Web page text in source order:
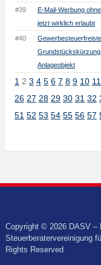
#39
E-Mail-Werbung
jetzt wirklich erlaubt
#40
Grundstückskürzung
Anlageobjekt
1 2 3 4 5 6 7 8 9 10 11
26 27 28 29 30 31 32
51 52 53 54 55 56 57
Copyright © 2026 DASV –
Steuerberatervereinigung
Rights Reserved